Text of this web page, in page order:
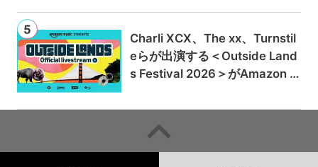
Charli XCX、The xx、Turnstil
eらが出演する＜Outside Land
s Festival 2026＞がAmazon M
ブ配信